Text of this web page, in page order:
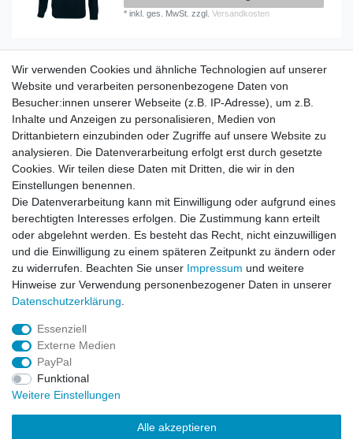
*inkl. ges. MwSt. zzgl.Versandkosten
Information
Versand mit DHL weltweit
Kostenloser Versand ab 40 €
Lieferung an Paketstation
14 Tage Rückgaberecht
Wichtiges
Datenschutz
Impressum
Kontakt
AGB
Service
Zahlung und Versand
Vertrag widerrufen
Rücksendung
Verpackung
News
Wir verwenden Cookies und ähnliche Technologien auf unserer
Website und verarbeiten personenbezogene Daten von
Besucher:innen unserer Webseite (z.B. IP-Adresse), um z.B.
Inhalte und Anzeigen zu personalisieren, Medien von
Drittanbietern einzubinden oder Zugriffe auf unsere Website zu
analysieren. Die Datenverarbeitung erfolgt erst durch gesetzte
Cookies. Wir teilen diese Daten mit Dritten, die wir in den
Einstellungen benennen.
Die Datenverarbeitung kann mit Einwilligung oder aufgrund eines
berechtigten Interesses erfolgen. Die Zustimmung kann erteilt
oder abgelehnt werden. Es besteht das Recht, nicht einzuwilligen
und die Einwilligung zu einem späteren Zeitpunkt zu ändern oder
zu widerrufen. Beachten Sie unser Impressum und weitere
Hinweise zur Verwendung personenbezogener Daten in unserer
Daten­schutz­erklärung
Essenziell
Externe Medien
PayPal
Funktional
Weitere Einstellungen
Alle akzeptieren